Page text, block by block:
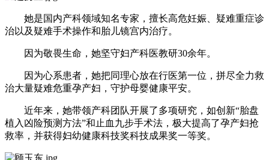
她是国内产科领域知名专家，擅长高危妊娠、疑难重症诊
治以及疑难手术操作和胎儿镜宫内治疗。
因为敬畏生命，她坚守妇产科医教研30余年。
因为心系患者，她把同理心放在行医第一位，拼尽全力救
治大量疑难危重孕产妇，守护母婴健康平安。
近年来，她带领产科团队开展了多项研究，如创新“胎盘
植入凶险预测方法”和止血九步手术法，极大提高了孕产妇抢
救率，并获得妇幼健康科技奖科技成果奖一等奖。